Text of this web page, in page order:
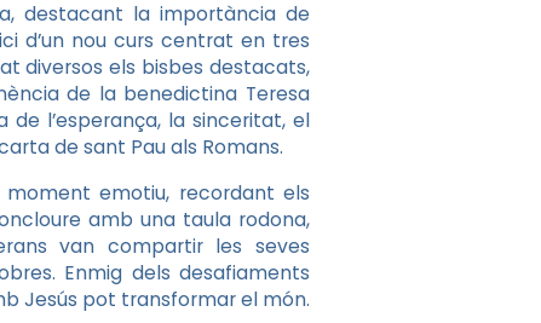
destacant la importància de
d’un nou curs centrat en tres
diversos els bisbes destacats,
de la benedictina Teresa
l’esperança, la sinceritat, el
de sant Pau als Romans.
moment emotiu, recordant els
amb una taula rodona,
van compartir les seves
Enmig dels desafiaments
Jesús pot transformar el món.